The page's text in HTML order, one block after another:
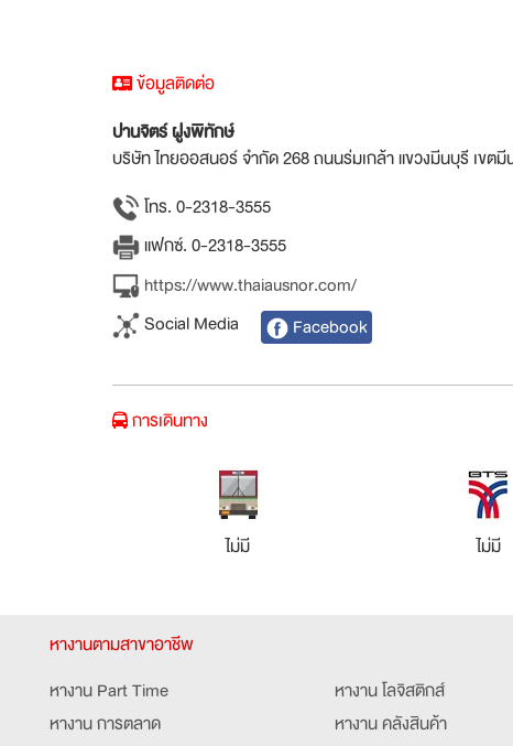
ข้อมูลติดต่อ
ปานจิตร์ ฝูงพิทักษ์
บริษัท ไทยออสนอร์ จำกัด 268 ถนนร่มเกล้า แขวงมีนบุรี เขต
โทร. 0-2318-3555
แฟกซ์. 0-2318-3555
https://www.thaiausnor.com/
Social Media
Facebook
การเดินทาง
ไม่มี ไม่มี
หางานตามสาขาอาชีพ
หางาน Part Time
หางาน การตลาด
หางาน โลจิสติกส์
หางาน คลังสินค้า